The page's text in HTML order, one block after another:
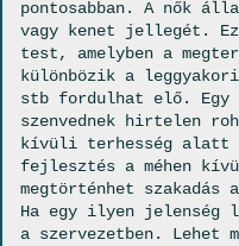
pontosabban. A nők
vagy kenet jellegét.
test, amelyben a
különbözik a
stb fordulhat elő. Egy
szenvednek hirtelen
kívüli terhesség alatt
fejlesztés a méhen
megtörténhet
Ha egy ilyen jelenség
a szervezetben. Lehet